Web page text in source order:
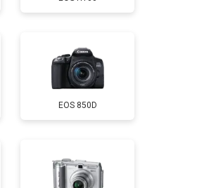
Заказать
Заказать
ЗаказатьEOS 850D